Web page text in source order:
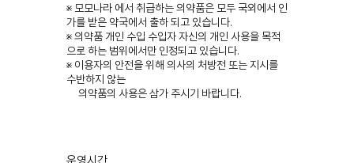
※ 모모나라 에서 취급하는 의약품은 모두 국외에서 인
가를 받은 약국에서 출하 되고 있습니다.
※ 의약품 개인 수입 수입자 자신의 개인 사용을 목적
으로 하는 범위에서만 인정되고 있습니다.
※ 이용자의 안전을 위해 의사의 처방전 또는 지시를
수반하지 않는
의약품의 사용은 삼가 주시기 바랍니다.